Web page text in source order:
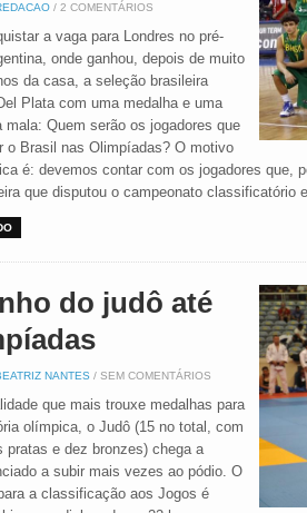
/ 2 COMENTÁRIOS
a vaga para Londres no pré-
onde ganhou, depois de muito
da casa, a seleção brasileira
Plata com uma medalha e uma
mala: Quem serão os jogadores que
o Brasil nas Olimpíadas? O motivo
é: devemos contar com os jogadores que,
que disputou o campeonato classificatório
do judô até
NANTES / SEM COMENTÁRIOS
que mais trouxe medalhas para
olímpica, o Judô (15 no total, com
pratas e dez bronzes) chega a
a subir mais vezes ao pódio. O
a classificação aos Jogos é